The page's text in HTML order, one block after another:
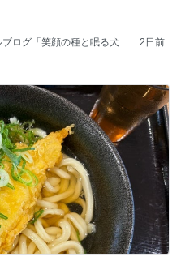
ログ「笑顔の種と眠る犬」
2日前